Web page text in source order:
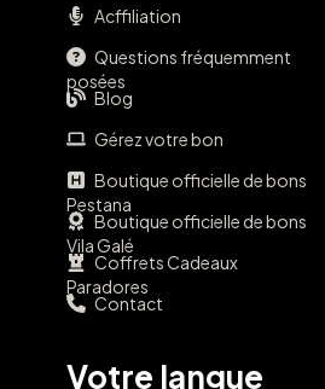
Acffiliation
Questions fréquemment
posées
Blog
Gérez votre bon
Boutique officielle de bons
Pestana
Boutique officielle de bons
Vila Galé
Coffrets Cadeaux
Paradores
Contact
Votre langue